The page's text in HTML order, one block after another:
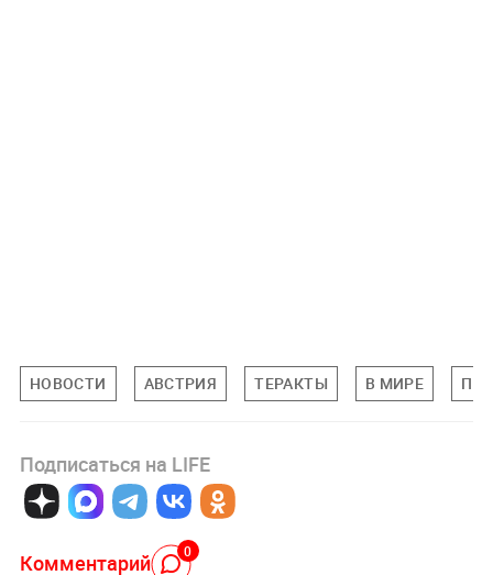
НОВОСТИ АВСТРИЯ ТЕРАКТЫ В МИРЕ
Подписаться на LIFE
Комментарий 0